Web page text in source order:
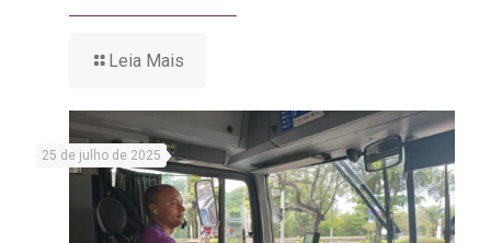
Leia Mais
25 de julho de 2025